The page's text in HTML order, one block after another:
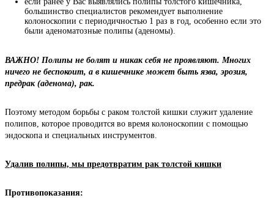
большинство специалистов рекомендует выполнение
колоноскопии с периодичностью 1 раз в год, особенно если это
были аденоматозные полипы (аденомы).
ВАЖНО! Полипы не болят и никак себя не проявляют. Многих
ничего не беспокоит, а в кишечнике может быть язва, эрозия,
предрак (аденома), рак.
Поэтому методом борьбы с раком толстой кишки служит удаление
полипов, которое проводится во время колоноскопии с помощью
эндоскопа и специальных инструментов.
Удалив полипы, мы предотвратим рак толстой кишки
Противопоказания: